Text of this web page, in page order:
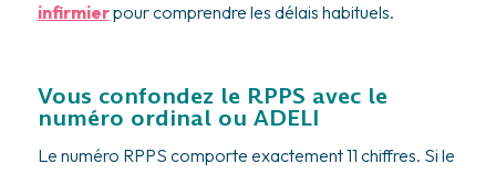
infirmierpour comprendre les délais habituels.
Vous confondez le RPPS avec le
numéro ordinal ou ADELI
Le numéro RPPS comporte exactement 11 chiffres. Si le